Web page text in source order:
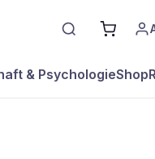
& PsychologieShop